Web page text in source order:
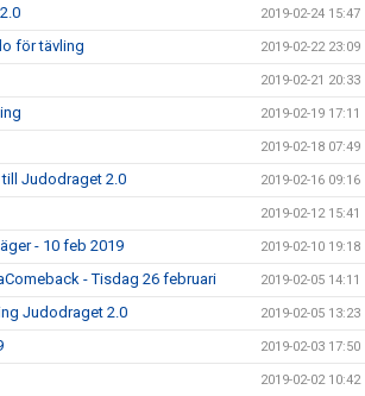
2019-02-24 15:47
för tävling 2019-02-22 23:09
2019-02-21 20:33
2019-02-19 17:11
2019-02-18 07:49
Judodraget 2.0 2019-02-16 09:16
2019-02-12 15:41
- 10 feb 2019 2019-02-10 19:18
- Tisdag 26 februari 2019-02-05 14:11
Judodraget 2.0 2019-02-05 13:23
2019-02-03 17:50
2019-02-02 10:42